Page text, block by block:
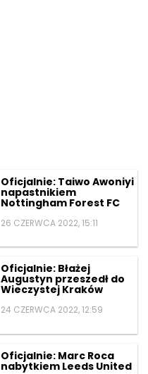
Oficjalnie: Taiwo Awoniyi
napastnikiem
Nottingham Forest FC
26 CZERWCA 2022, 15:11
Oficjalnie: Błażej
Augustyn przeszedł do
Wieczystej Kraków
24 CZERWCA 2022, 12:59
Oficjalnie: Marc Roca
nabytkiem Leeds United